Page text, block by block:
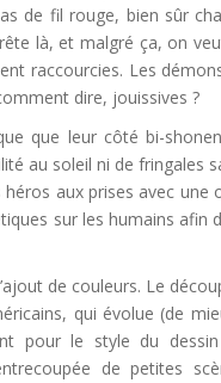
de fil rouge, bien sûr
là, et malgré ça, on
raccourcies. Les
dire, jouissives ?
que leur côté bi-
au soleil ni de fringales
aux prises avec une
sur les humains afin
de couleurs. Le
qui évolue (de
pour le style du
de petites